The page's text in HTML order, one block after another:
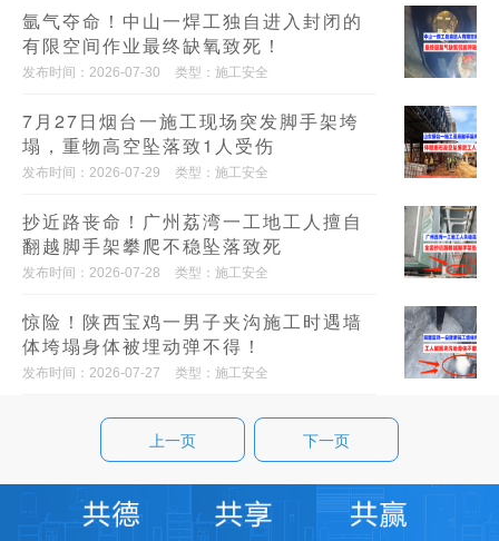
氩气夺命！中山一焊工独自进入封闭的
有限空间作业最终缺氧致死！
发布时间：2026-07-30 类型：施工安全
7月27日烟台一施工现场突发脚手架垮
塌，重物高空坠落致1人受伤
发布时间：2026-07-29 类型：施工安全
抄近路丧命！广州荔湾一工地工人擅自
翻越脚手架攀爬不稳坠落致死
发布时间：2026-07-28 类型：施工安全
惊险！陕西宝鸡一男子夹沟施工时遇墙
体垮塌身体被埋动弹不得！
发布时间：2026-07-27 类型：施工安全
上一页 下一页